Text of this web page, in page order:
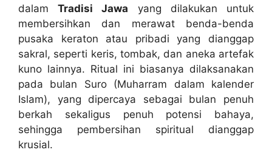
dalamTradisi Jawa yang dilakukan untuk
membersihkan dan merawat benda-benda
pusaka keraton atau pribadi yang dianggap
sakral, seperti keris, tombak, dan aneka artefak
kuno lainnya. Ritual ini biasanya dilaksanakan
pada bulan Suro (Muharram dalam kalender
Islam), yang dipercaya sebagai bulan penuh
berkah sekaligus penuh potensi bahaya,
sehingga pembersihan spiritual dianggap
krusial.